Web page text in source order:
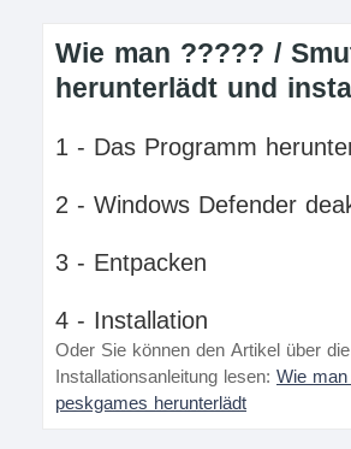
Wie man ????? /
herunterlädt und
1 - Das Programm
2 - Windows Defender
3 - Entpacken
4 - Installation
Oder Sie können den Artikel über
Installationsanleitung lesen: Wie
peskgames herunterlädt